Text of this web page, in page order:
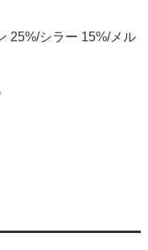
25%/シラー 15%/メル